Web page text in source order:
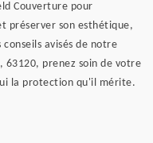
Couverture pour
préserver son esthétique,
avisés de notre
63120, prenez soin de votre
la protection qu'il mérite.